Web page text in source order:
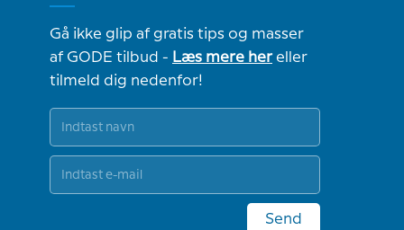
Gå ikke glip af gratis tips og masser
af GODE tilbud - Læs mere hereller
tilmeld dig nedenfor!
Send